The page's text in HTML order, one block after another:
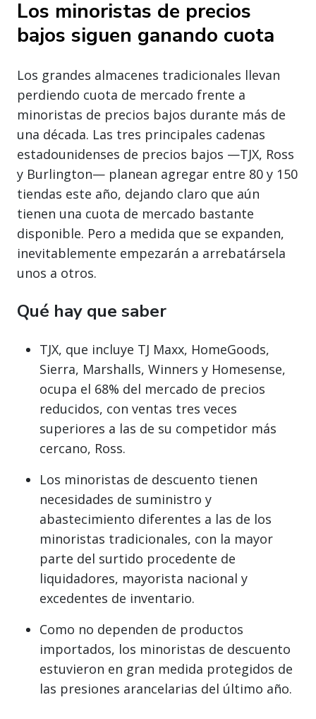
Los minoristas de precios
bajos siguen ganando cuota
Los grandes almacenes tradicionales llevan
perdiendo cuota de mercado frente a
minoristas de precios bajos durante más de
una década. Las tres principales cadenas
estadounidenses de precios bajos —TJX, Ross
y Burlington— planean agregar entre 80 y 150
tiendas este año, dejando claro que aún
tienen una cuota de mercado bastante
disponible. Pero a medida que se expanden,
inevitablemente empezarán a arrebatársela
unos a otros.
Qué hay que saber
TJX, que incluye TJ Maxx, HomeGoods,
Sierra, Marshalls, Winners y Homesense,
ocupa el 68% del mercado de precios
reducidos, con ventas tres veces
superiores a las de su competidor más
cercano, Ross.
Los minoristas de descuento tienen
necesidades de suministro y
abastecimiento diferentes a las de los
minoristas tradicionales, con la mayor
parte del surtido procedente de
liquidadores, mayorista nacional y
excedentes de inventario.
Como no dependen de productos
importados, los minoristas de descuento
estuvieron en gran medida protegidos de
las presiones arancelarias del último año.